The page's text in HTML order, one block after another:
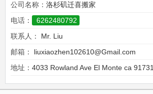
公司名称： 洛杉矶迁喜搬家
电话：
6262480792
联系人：
Mr. Liu
邮箱：
liuxiaozhen102610@Gmail.com
地址： 4033 Rowland Ave El Monte ca 91731